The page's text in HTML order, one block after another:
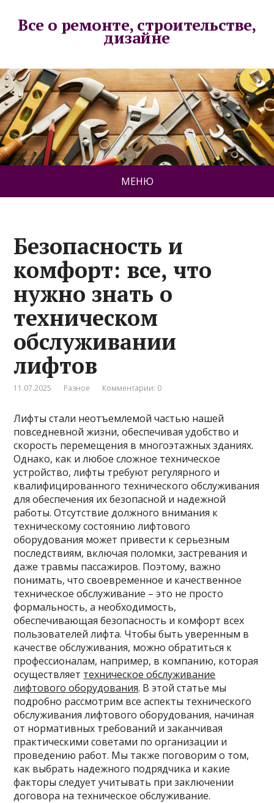
Все о ремонте, строительстве,
дизайне
МЕНЮ
Безопасность и
комфорт: все, что
нужно знать о
техническом
обслуживании
лифтов
11.07.2025 Разное Комментарии: 0
Лифты стали неотъемлемой частью нашей
повседневной жизни, обеспечивая удобство и
скорость перемещения в многоэтажных зданиях.
Однако, как и любое сложное техническое
устройство, лифты требуют регулярного и
квалифицированного технического обслуживания
для обеспечения их безопасной и надежной
работы. Отсутствие должного внимания к
техническому состоянию лифтового
оборудования может привести к серьезным
последствиям, включая поломки, застревания и
даже травмы пассажиров. Поэтому, важно
понимать, что своевременное и качественное
техническое обслуживание – это не просто
формальность, а необходимость,
обеспечивающая безопасность и комфорт всех
пользователей лифта. Чтобы быть уверенным в
качестве обслуживания, можно обратиться к
профессионалам, например, в компанию, которая
осуществляет техническое обслуживание
лифтового оборудования. В этой статье мы
подробно рассмотрим все аспекты технического
обслуживания лифтового оборудования, начиная
от нормативных требований и заканчивая
практическими советами по организации и
проведению работ. Мы также поговорим о том,
как выбрать надежного подрядчика и какие
факторы следует учитывать при заключении
договора на техническое обслуживание.